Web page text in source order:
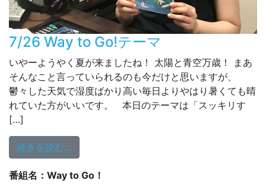
7/26 Way to Go!テーマ
いやーようやく夏が来ましたね！ 太陽と青空万歳！ まあ
そんなこと言っていられるのも今だけと思いますが、
鬱々した天気で湿度ばかり高い毎日よりやはり暑くても晴
れていた方がいいです。 本日のテーマは「スッキリす
[…]
続きを読む…
番組名：Way to Go！